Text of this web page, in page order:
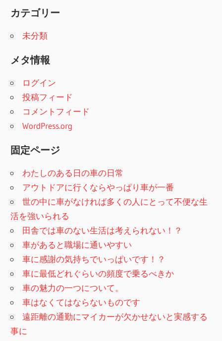
カテゴリー
未分類
メタ情報
ログイン
投稿フィード
コメントフィード
WordPress.org
固定ページ
わたしのある日の車の日常
アウトドアに行くならやっぱり車が一番
世の中に車がなければ多くの人にとって不便な生
活を強いられる
田舎では車のない生活は考えられない！？
車があると職場に通いやすい
車に感謝の気持ちでいっぱいです！？
車に最低どれぐらいの頻度で乗るべきか
車の魅力の一つについて。
車はなくてはならないものです
遠距離の通勤にマイカーが欠かせないと実感する
事に